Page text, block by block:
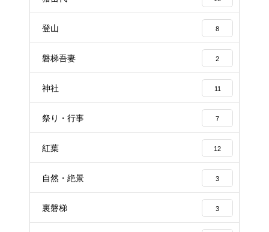
登山 8
磐梯吾妻 2
神社 11
祭り・行事 7
紅葉 12
自然・絶景 3
裏磐梯 3